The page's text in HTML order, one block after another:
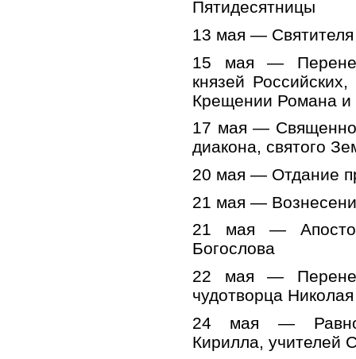
Пятидесятницы
13 мая —
15 мая —
князей
Крещении Романа и
17 мая —
диакона, святого
20 мая — Отдание
21 мая —
21 мая —
Богослова
22 мая —
чудотворца
24 мая —
Кирилла, учителей